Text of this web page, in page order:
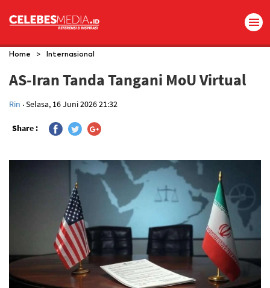
Home > Internasional
AS-Iran Tanda Tangani MoU Virtual
Rin .Selasa, 16 Juni 2026 21:32
Share :